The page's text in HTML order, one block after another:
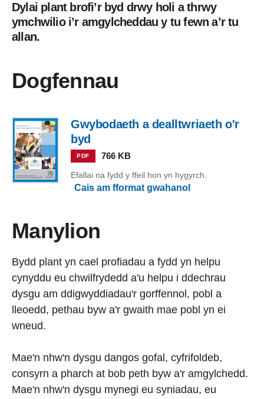
Dylai plant brofi’r byd drwy holi a thrwy
ymchwilio i’r amgylcheddau y tu fewn a’r tu
allan.
Dogfennau
Gwybodaeth a dealltwriaeth o'r
byd
PDF 766 KB
Efallai na fydd y ffeil hon yn hygyrch.
Cais am fformat gwahanol
Manylion
Bydd plant yn cael profiadau a fydd yn helpu
cynyddu eu chwilfrydedd a'u helpu i ddechrau
dysgu am ddigwyddiadau'r gorffennol, pobl a
lleoedd, pethau byw a'r gwaith mae pobl yn ei
wneud.
Mae'n nhw'n dysgu dangos gofal, cyfrifoldeb,
consyrn a pharch at bob peth byw a'r amgylchedd.
Mae'n nhw'n dysgu mynegi eu syniadau, eu